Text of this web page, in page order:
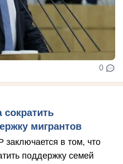
0
мигрантов
в том, что
поддержку семей